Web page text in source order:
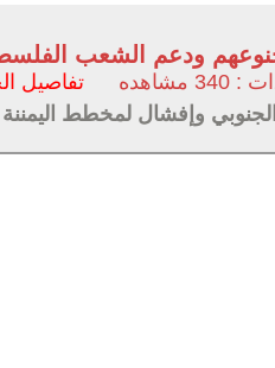
خنوعهم ودعم الشعب
تفاصيل
وإفشال لمخطط